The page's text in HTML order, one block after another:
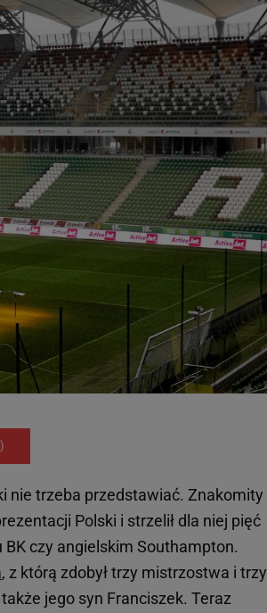
nie trzeba przedstawiać. Znakomity
Polski i strzelił dla niej pięć
czy angielskim Southampton.
, z którą zdobył trzy mistrzostwa i trzy
jego syn Franciszek. Teraz